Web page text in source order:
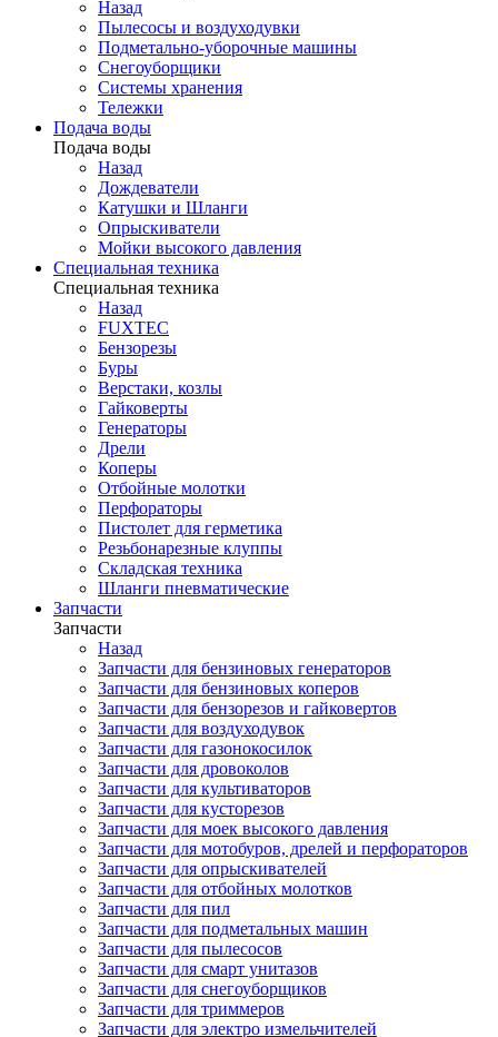
Назад
Пылесосы и воздуходувки
Подметально-уборочные машины
Снегоуборщики
Системы хранения
Тележки
Подача воды
Подача воды
Назад
Дождеватели
Катушки и Шланги
Опрыскиватели
Мойки высокого давления
Специальная техника
Специальная техника
Назад
FUXTEC
Бензорезы
Буры
Верстаки, козлы
Гайковерты
Генераторы
Дрели
Коперы
Отбойные молотки
Перфораторы
Пистолет для герметика
Резьбонарезные клуппы
Складская техника
Шланги пневматические
Запчасти
Запчасти
Назад
Запчасти для бензиновых генераторов
Запчасти для бензиновых коперов
Запчасти для бензорезов и гайковертов
Запчасти для воздуходувок
Запчасти для газонокосилок
Запчасти для дровоколов
Запчасти для культиваторов
Запчасти для кусторезов
Запчасти для моек высокого давления
Запчасти для мотобуров, дрелей и перфораторов
Запчасти для опрыскивателей
Запчасти для отбойных молотков
Запчасти для пил
Запчасти для подметальных машин
Запчасти для пылесосов
Запчасти для смарт унитазов
Запчасти для снегоуборщиков
Запчасти для триммеров
Запчасти для электро измельчителей